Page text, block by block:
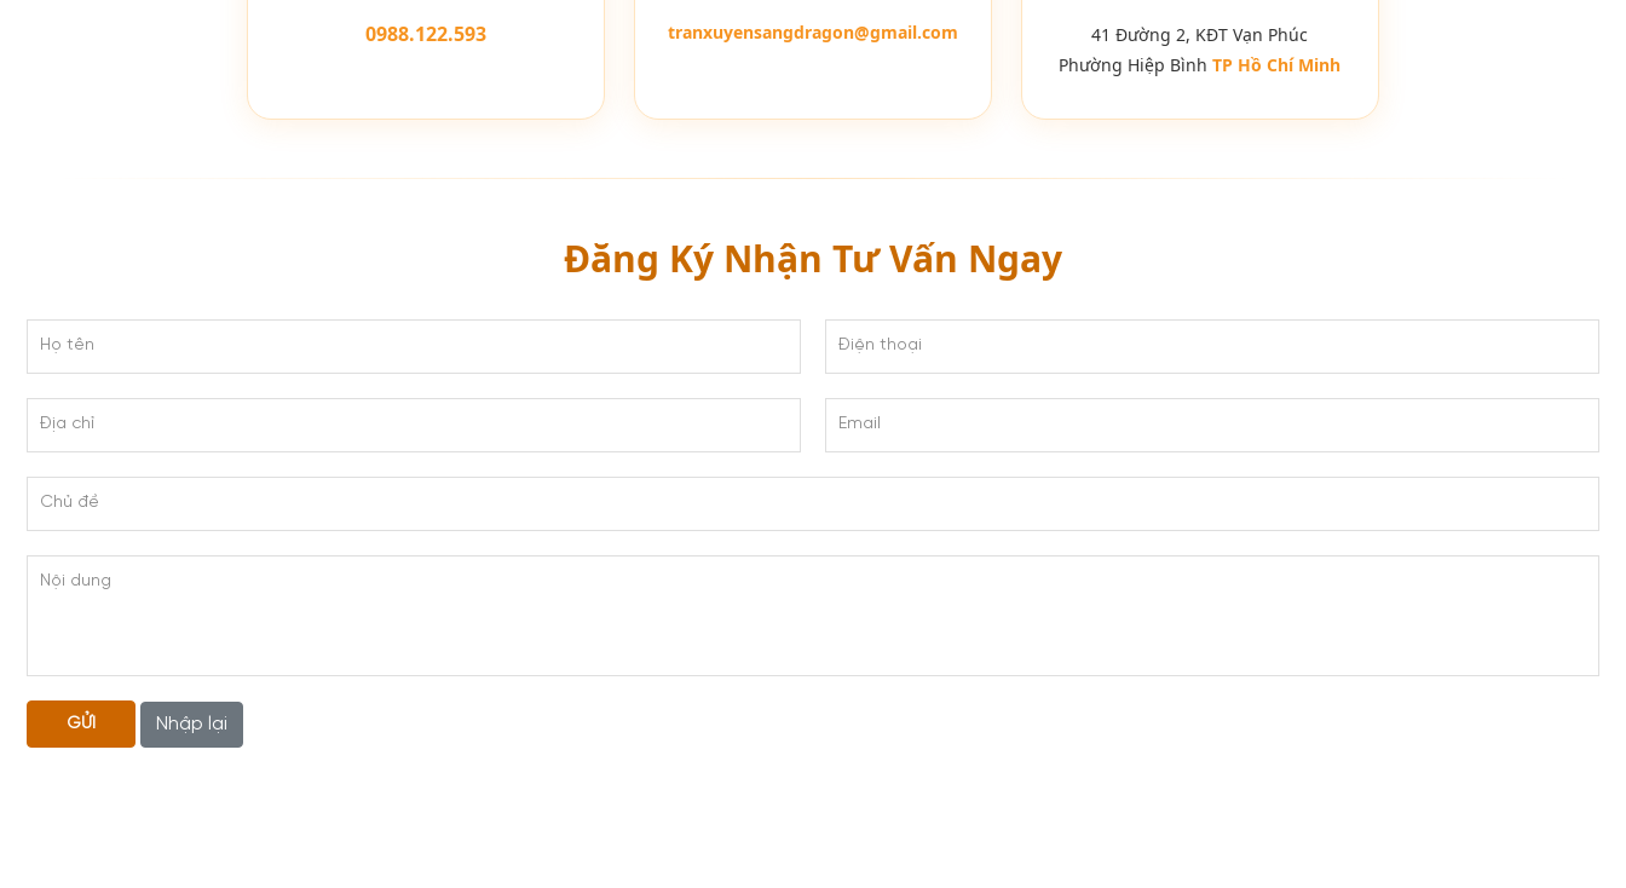
0988.122.593 tranxuyensangdragon@gmail.com
41 Đường 2, KĐT Vạn Phúc
Phường Hiệp BìnhTP Hồ Chí Minh
Đăng Ký Nhận Tư Vấn Ngay
Họ tên Điện thoại
Địa chỉ Email
Chủ đề
Nội dung